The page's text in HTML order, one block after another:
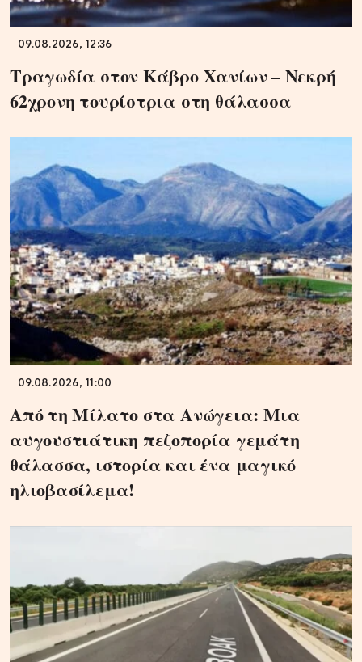
09.08.2026, 12:36
Τραγωδία στον Κάβρο Χανίων – Νεκρή
62χρονη τουρίστρια στη θάλασσα
09.08.2026, 11:00
Από τη Μίλατο στα Ανώγεια: Μια
αυγουστιάτικη πεζοπορία γεμάτη
θάλασσα, ιστορία και ένα μαγικό
ηλιοβασίλεμα!